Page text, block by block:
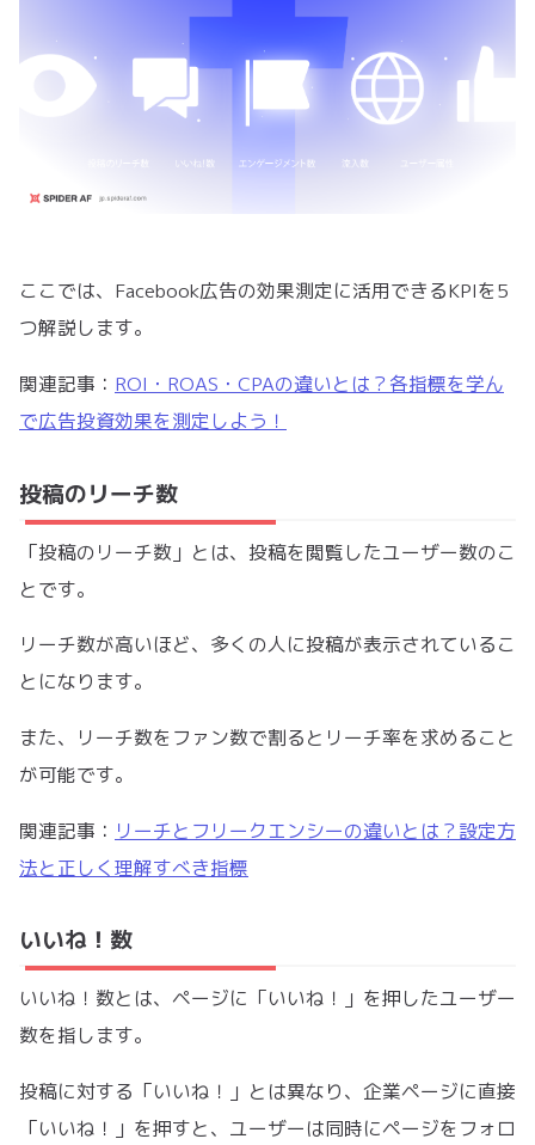
ここでは、Facebook広告の効果測定に活用できるKPIを5
つ解説します。
関連記事： ROI・ROAS・CPAの違いとは？各指標を学ん
で広告投資効果を測定しよう！
投稿のリーチ数
「投稿のリーチ数」とは、投稿を閲覧したユーザー数のこ
とです。
リーチ数が高いほど、多くの人に投稿が表示されているこ
とになります。
また、リーチ数をファン数で割るとリーチ率を求めること
が可能です。
関連記事： リーチとフリークエンシーの違いとは？設定方
法と正しく理解すべき指標
いいね！数
いいね！数とは、ページに「いいね！」を押したユーザー
数を指します。
投稿に対する「いいね！」とは異なり、企業ページに直接
「いいね！」を押すと、ユーザーは同時にページをフォロ